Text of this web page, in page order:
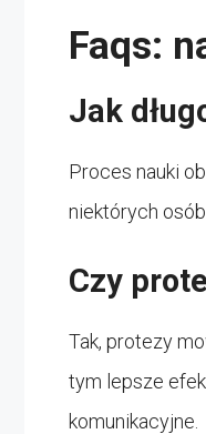
Faqs:
Jak
Proces nauki
niektórych
Czy
Tak, protezy
tym lepsze
komunikacyjne.